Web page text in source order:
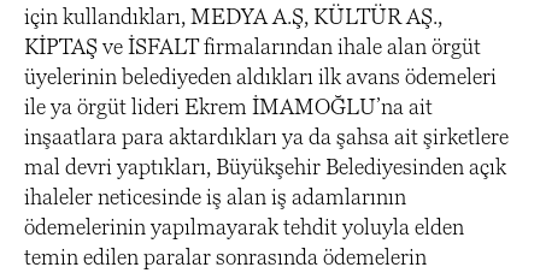
için kullandıkları, MEDYA A.Ş, KÜLTÜR AŞ.,
KİPTAŞ ve İSFALT firmalarından ihale alan örgüt
üyelerinin belediyeden aldıkları ilk avans ödemeleri
ile ya örgüt lideri Ekrem İMAMOĞLU’na ait
inşaatlara para aktardıkları ya da şahsa ait şirketlere
mal devri yaptıkları, Büyükşehir Belediyesinden açık
ihaleler neticesinde iş alan iş adamlarının
ödemelerinin yapılmayarak tehdit yoluyla elden
temin edilen paralar sonrasında ödemelerin